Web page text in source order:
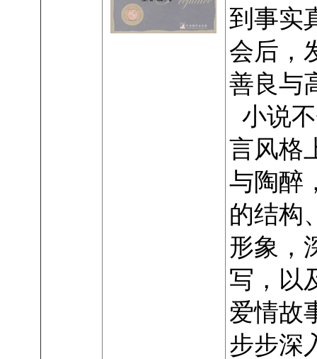
到事实
会后，
善良与
小说
言风格
与陶醉
的结构
形象，
写，以
爱情故
步步深